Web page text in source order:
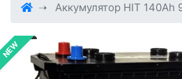
Аккумулятор HIT 140Ah
NEW